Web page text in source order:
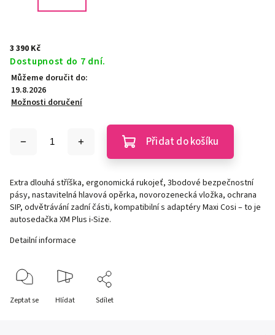
3 390 Kč
Dostupnost do 7 dní.
Můžeme doručit do:
19.8.2026
Možnosti doručení
Přidat do košíku
Extra dlouhá stříška, ergonomická rukojeť, 3bodové bezpečnostní
pásy, nastavitelná hlavová opěrka, novorozenecká vložka, ochrana
SIP, odvětrávání zadní části, kompatibilní s adaptéry Maxi Cosi – to je
autosedačka XM Plus i-Size.
Detailní informace
Zeptat se Hlídat Sdílet